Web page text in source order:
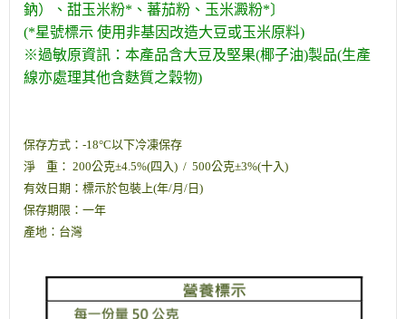
鈉）、甜玉米粉*、蕃茄粉、玉米澱粉*〕
(*星號標示 使用非基因改造大豆或玉米原料)
※過敏原資訊：本產品含大豆及堅果(椰子油)製品(生產
線亦處理其他含麩質之穀物)
保存方式：-18°C以下冷凍保存
淨 重： 200公克±4.5%(四入) / 500公克±3%(十入)
有效日期：標示於包裝上(年/月/日)
保存期限：一年
產地：台灣